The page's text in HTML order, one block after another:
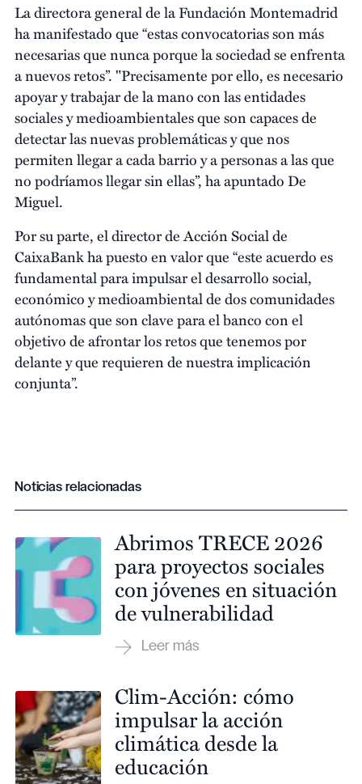
La directora general de la Fundación Montemadrid
ha manifestado que “estas convocatorias son más
necesarias que nunca porque la sociedad se enfrenta
a nuevos retos”. "Precisamente por ello, es necesario
apoyar y trabajar de la mano con las entidades
sociales y medioambientales que son capaces de
detectar las nuevas problemáticas y que nos
permiten llegar a cada barrio y a personas a las que
no podríamos llegar sin ellas”, ha apuntado De
Miguel.
Por su parte, el director de Acción Social de
CaixaBank ha puesto en valor que “este acuerdo es
fundamental para impulsar el desarrollo social,
económico y medioambiental de dos comunidades
autónomas que son clave para el banco con el
objetivo de afrontar los retos que tenemos por
delante y que requieren de nuestra implicación
conjunta”.
Noticias relacionadas
Abrimos TRECE 2026
para proyectos sociales
con jóvenes en situación
de vulnerabilidad
Clim-Acción: cómo
impulsar la acción
climática desde la
educación